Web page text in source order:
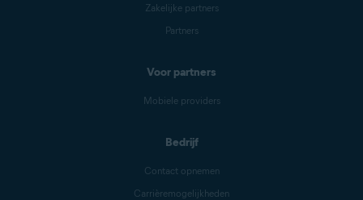
Zakelijke partners
Partners
Voor partners
Mobiele providers
Bedrijf
Contact opnemen
Carrièremogelijkheden